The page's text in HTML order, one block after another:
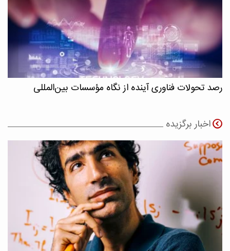
رصد تحولات فناوری آینده از نگاه مؤسسات بین‌المللی
اخبار برگزیده